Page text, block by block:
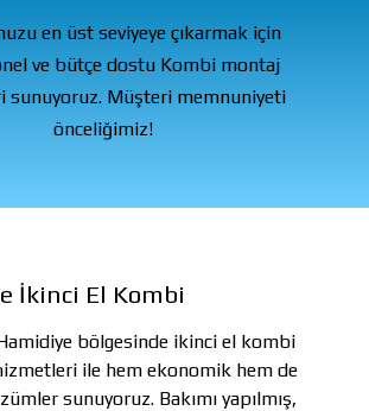
en üst seviyeye çıkarmak için
ve bütçe dostu Kombi montaj
sunuyoruz. Müşteri memnuniyeti
önceliğimiz!
İkinci El Kombi
bölgesinde ikinci el kombi
ile hem ekonomik hem de
sunuyoruz. Bakımı yapılmış,